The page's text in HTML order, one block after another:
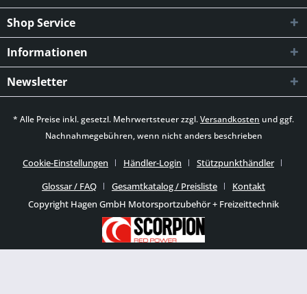
Shop Service
Informationen
Newsletter
* Alle Preise inkl. gesetzl. Mehrwertsteuer zzgl.Versandkosten und ggf.
Nachnahmegebühren, wenn nicht anders beschrieben
Cookie-Einstellungen Händler-Login
Stützpunkthändler
Glossar / FAQ
Gesamtkatalog / Preisliste
Kontakt
Copyright Hagen GmbH Motorsportzubehör + Freizeittechnik